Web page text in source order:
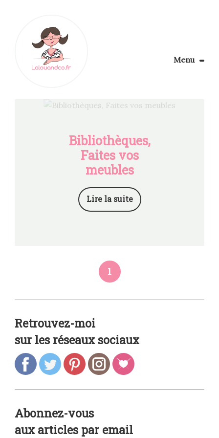
Menu
Apprendre la couture
Bibliothèques,
Faites vos
meubles
Lire la suite
1
Retrouvez-moi
sur les réseaux sociaux
Abonnez-vous
aux articles par email